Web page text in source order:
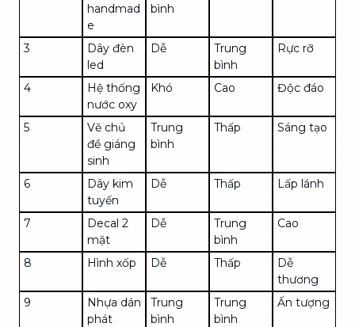
handmad
e
bình
3
Dây đèn
led
Dễ
Trung
bình
Rực rỡ
4
Hệ thống
nước oxy
Khó Cao Độc đáo
5
Vẽ chủ
đề giáng
sinh
Trung
bình
Thấp Sáng tạo
6
Dây kim
tuyến
Dễ Thấp Lấp lánh
7
Decal 2
mặt
Dễ
Trung
bình
Cao
8 Hình xốp Dễ Thấp
Dễ
thương
9
Nhựa dán
phát
Trung
bình
Trung
bình
Ấn tượng